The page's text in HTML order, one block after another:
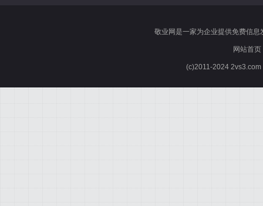
敬业网是一家为企业提供免费信
网站首页
(c)2011-2024